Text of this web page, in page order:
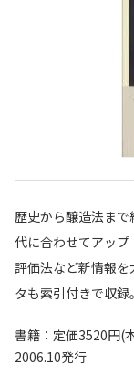
歴史から醸造法ま
代に合わせてアッ
評価法など新情報
タも索引付きで収録。
書籍：定価3520円(
2006.10発行